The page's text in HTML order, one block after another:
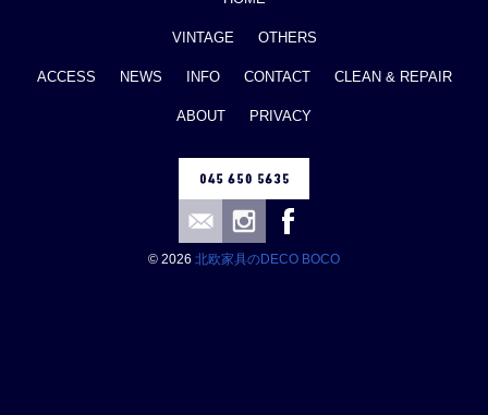
VINTAGE OTHERS
ACCESS NEWS INFO CONTACT CLEAN & REPAIR
ABOUT PRIVACY
© 2026 北欧家具のDECO BOCO